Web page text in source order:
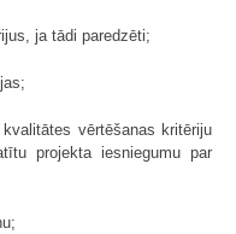
ja tādi paredzēti;
vērtēšanas kritēriju
projekta iesniegumu par